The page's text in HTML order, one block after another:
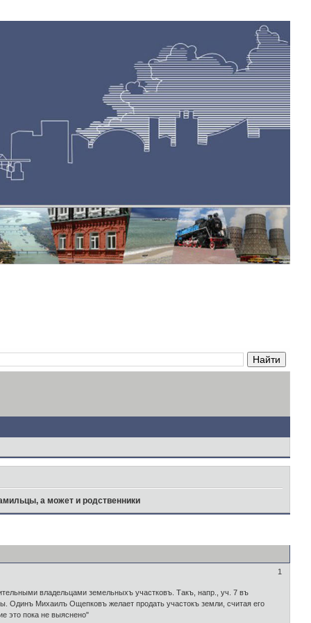
а может и родственники
1
владельцами земельныхъ участковъ. Такъ, напр., уч. 7 въ
Одинъ Михаилъ Ощепковъ желает продать участокъ земли, считая его
это пока не выяснено"